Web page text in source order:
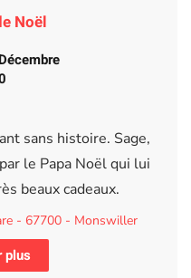
Noël
sans histoire. Sage,
le Papa Noël qui lui
beaux cadeaux.
- 67700 - Monswiller
plus